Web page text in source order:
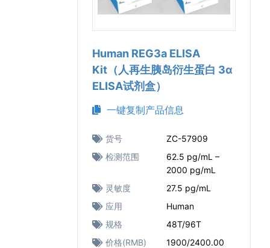
Human REG3a ELISA
Kit（人再生胰岛衍生蛋白 3α
ELISA试剂盒）
一键复制产品信息
货号
ZC-57909
检测范围
62.5 pg/mL –
2000 pg/mL
灵敏度
27.5 pg/mL
应用
Human
规格
48T/96T
价格(RMB)
1900/2400.00